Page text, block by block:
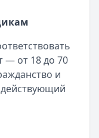
— от 18 до 70
и